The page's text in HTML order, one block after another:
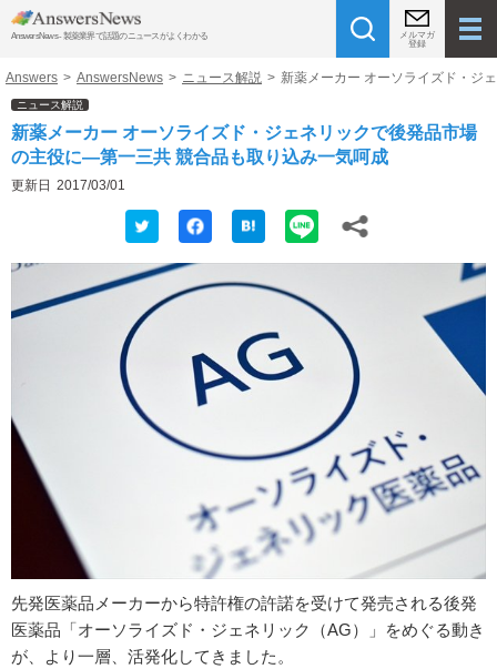
AnswersNews - 製薬業界で話題のニュースがよくわかる
メルマガ
登録
Answers > AnswersNews > ニュース解説 > 新薬メーカー オーソライズド・ジ
ニュース解説
新薬メーカー オーソライズド・ジェネリックで後発品市場
の主役に―第一三共 競合品も取り込み一気呵成
更新日 2017/03/01
先発医薬品メーカーから特許権の許諾を受けて発売される後発
医薬品「オーソライズド・ジェネリック（AG）」をめぐる動き
が、より一層、活発化してきました。